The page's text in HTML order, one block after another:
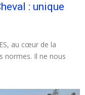
: unique
au cœur de la
normes. Il ne nous